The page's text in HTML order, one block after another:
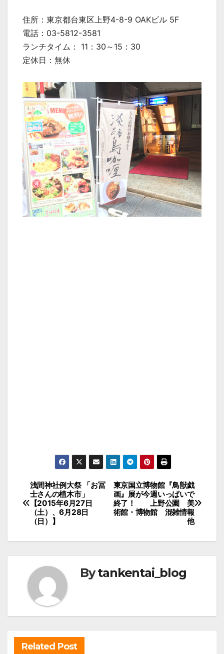
住所：東京都台東区上野4-8-9 OAKビル 5F
電話：03-5812-3581
ランチタイム： 11：30～15：30
定休日：無休
投
稿
ナ
シ
ョ
ン
東京国立博物館『鳥獣戯
画』展が今週いっぱいで
終了！ 上野公園 美
術館・博物館 混雑情報
他
浅間神社例大祭 「お冨
士さんの植木市」
【2015年6月27日
（土）、6月28日
（日）】
Bytankentai_blog
Related Post